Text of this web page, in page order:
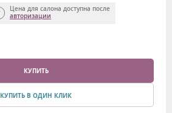
Цена для салона доступна после
авторизации
КУПИТЬ
КУПИТЬ В ОДИН КЛИК